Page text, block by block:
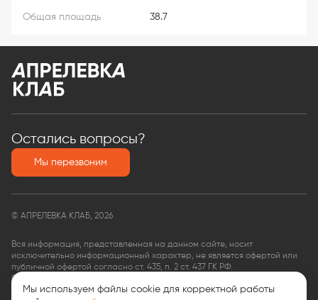
Общая площадь 38.7
Остались вопросы?
Мы перезвоним
© АПРЕЛЕВКА КЛАБ, 2026
Вся информация, представленная на данном сайте, носит
исключительно информационный характер, не является офертой или
публичной офертой согласно ст. 435, п. 2 ст. 437 ГК РФ.
ООО «КФ Финансовые услуги»,
ОГРН: 1135074008563,
Мы используем файлы cookie для корректной работы